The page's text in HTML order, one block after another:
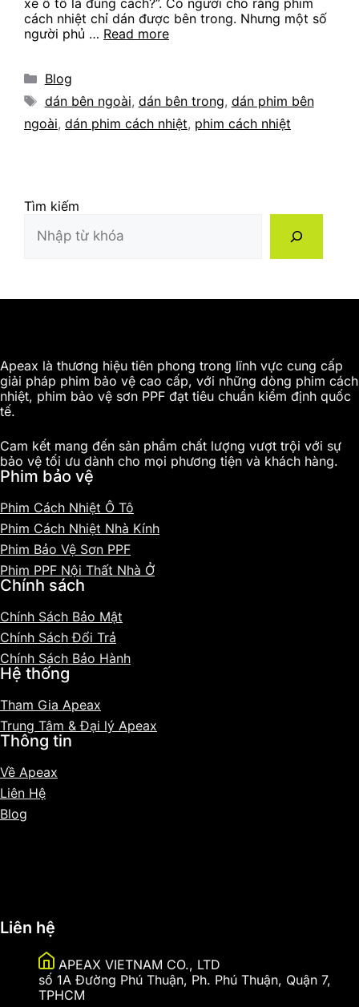
cách nhiệt chỉ dán được bên trong. Nhưng một số
người phủ … Read more
Categories
Blog
Tags
dán bên ngoài, dán bên trong, dán phim bên
ngoài, dán phim cách nhiệt, phim cách nhiệt
Tìm kiếm
Apeax là thương hiệu tiên phong trong lĩnh vực cung cấp
giải pháp phim bảo vệ cao cấp, với những dòng phim cách
nhiệt, phim bảo vệ sơn PPF đạt tiêu chuẩn kiểm định quốc
tế.
Cam kết mang đến sản phẩm chất lượng vượt trội với sự
bảo vệ tối ưu dành cho mọi phương tiện và khách hàng.
Phim bảo vệ
Phim Cách Nhiệt Ô Tô
Phim Cách Nhiệt Nhà Kính
Phim Bảo Vệ Sơn PPF
Phim PPF Nội Thất Nhà Ở
Chính sách
Chính Sách Bảo Mật
Chính Sách Đổi Trả
Chính Sách Bảo Hành
Hệ thống
Tham Gia Apeax
Trung Tâm & Đại lý Apeax
Thông tin
Về Apeax
Liên Hệ
Blog
Liên hệ
APEAX VIETNAM CO., LTD
số 1A Đường Phú Thuận, Ph. Phú Thuận, Quận 7,
TPHCM